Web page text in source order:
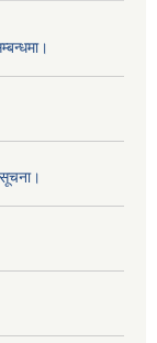
सूचना।